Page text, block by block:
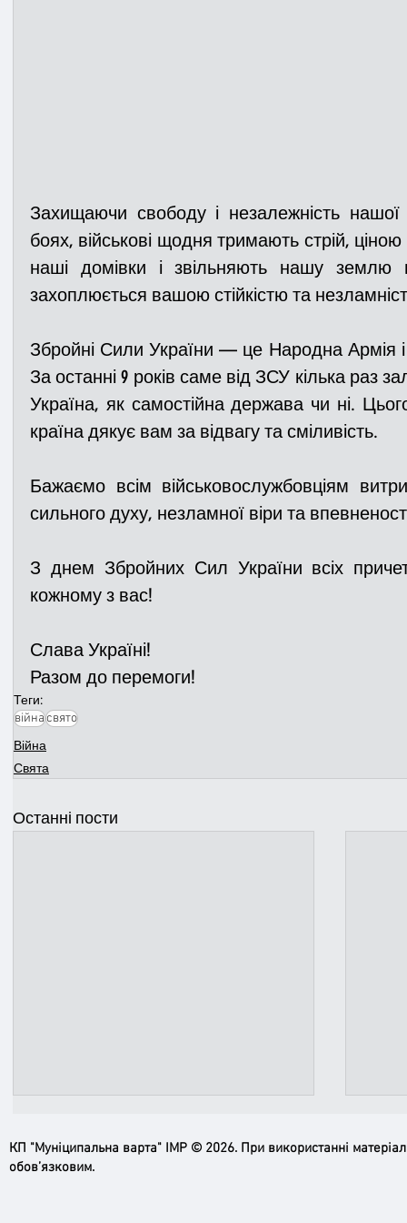
Захищаючи свободу і незалежність
боях, військові щодня тримають стрій,
наші домівки і звільняють нашу землю
захоплюється вашою стійкістю та
Збройні Сили України — це Народна Армія
За останні 9 років саме від ЗСУ кілька раз
Україна, як самостійна держава чи ні.
країна дякує вам за відвагу та сміливість.
Бажаємо всім військовослужбовціям
сильного духу, незламної віри та
З днем Збройних Сил України всіх
кожному з вас!
Слава Україні!
Разом до перемоги!
Теги:
війнасвято
Війна
Свята
Останні пости
КП "Муніципальна варта" ІМР © 2026. При використанні
обов’язковим.